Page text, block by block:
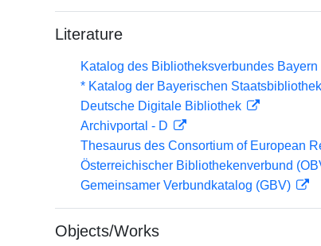
Literature
Katalog des Bibliotheksverbundes Bayern
* Katalog der Bayerischen
Deutsche Digitale Bibliothek
Archivportal - D
Thesaurus des Consortium of European
Österreichischer Bibliothekenverbund
Gemeinsamer Verbundkatalog (GBV)
Objects/Works